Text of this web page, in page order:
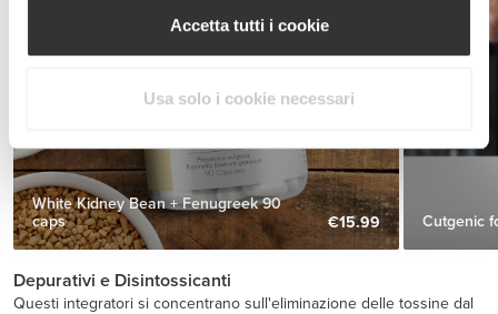
Accetta tutti i cookie
Usa solo i cookie necessari
White Kidney Bean + Fenugreek 90
caps
€15.99 Cutgenic
Depurativi e Disintossicanti
Questi integratori si concentrano sull'eliminazione delle tossine dal